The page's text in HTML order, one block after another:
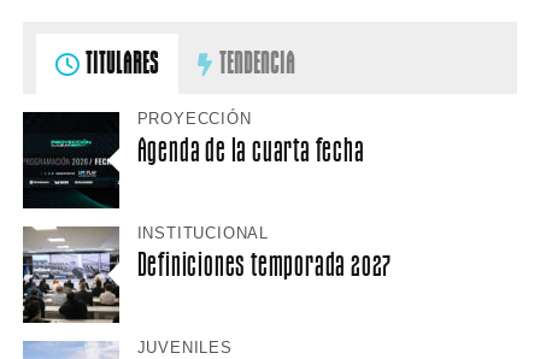
TITULARES TENDENCIA
PROYECCIÓN
Agenda de la cuarta fecha
INSTITUCIONAL
Definiciones temporada 2027
JUVENILES